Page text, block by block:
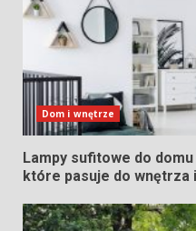
Dom i wnętrze
Lampy sufitowe do
które pasuje do wnętrza